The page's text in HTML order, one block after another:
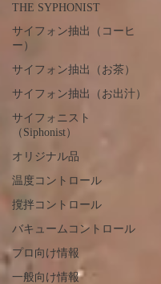
THE SYPHONIST
サイフォン抽出（コーヒ
ー）
サイフォン抽出（お茶）
サイフォン抽出（お出汁）
サイフォニスト
（Siphonist）
オリジナル品
温度コントロール
撹拌コントロール
バキュームコントロール
プロ向け情報
一般向け情報